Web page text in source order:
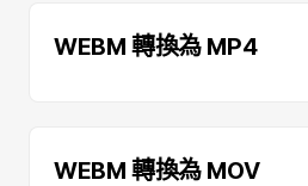
WEBM 轉換為 MP4
WEBM 轉換為 MOV